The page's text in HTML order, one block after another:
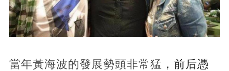
當年黃海波的發展勢頭非常猛， 前后憑